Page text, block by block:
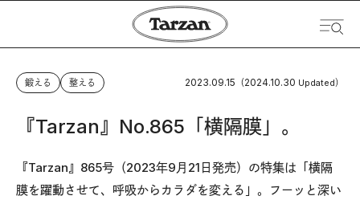
鍛える 整える 2023.09.15 （2024.10.30 Updated）
『Tarzan』No.865「横隔膜」。
『Tarzan』865号（2023年9月21日発売）の特集は「横隔
膜を躍動させて、呼吸からカラダを変える」。フーッと深い